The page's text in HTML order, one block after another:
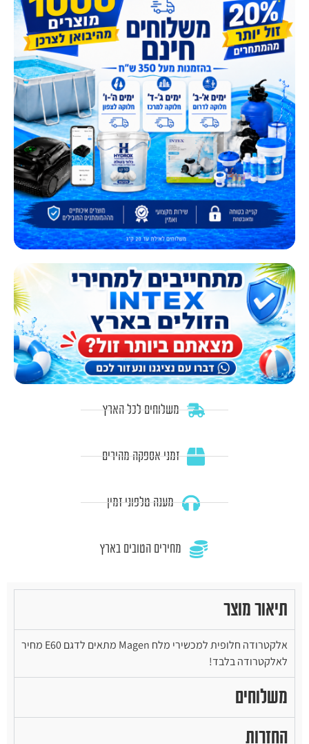
משלוחים לכל הארץ
זמני אספקה מהירים
מענה טלפוני זמין
מחירים הטובים בארץ
תיאור מוצר
אלקטרודה חלופית למכשירי מלח Magen מתאים לדגם E60 מחיר
לאלקטרודה בלבד!
משלוחים
החזרות